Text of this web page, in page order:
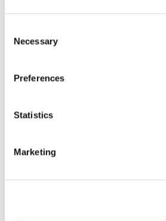
Selection
Necessary
Preferences
Statistics
Marketing